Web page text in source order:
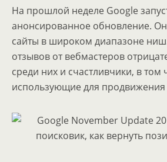
На прошлой неделе Google
анонсированное обновление.
сайты в широком диапазоне
отзывов от вебмастеров
среди них и счастливчики, в том
использующие для продвижения